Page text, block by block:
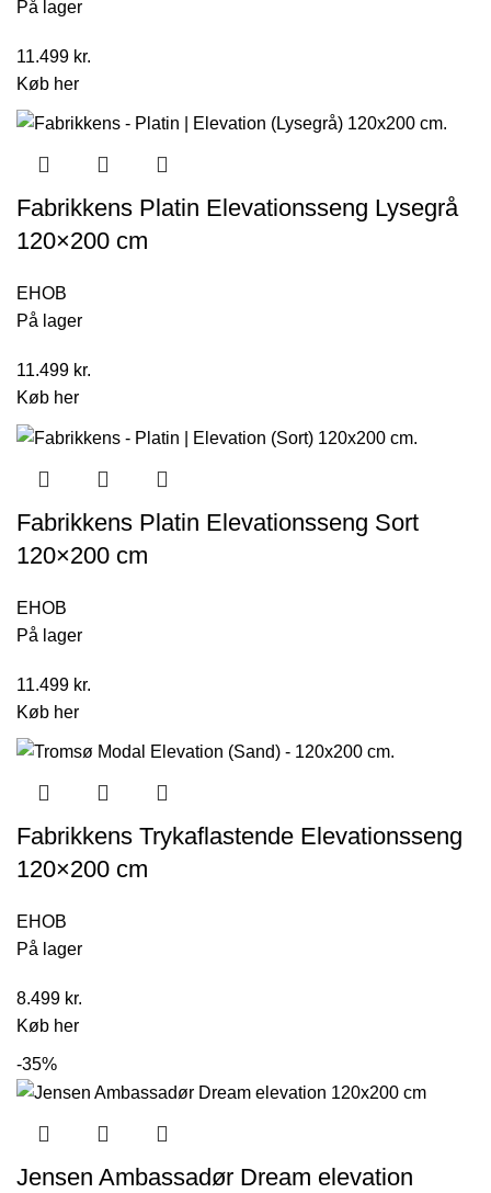
På lager
11.499 kr.
Køb her
Fabrikkens Platin Elevationsseng Lysegrå
120×200 cm
EHOB
På lager
11.499 kr.
Køb her
Fabrikkens Platin Elevationsseng Sort
120×200 cm
EHOB
På lager
11.499 kr.
Køb her
Fabrikkens Trykaflastende Elevationsseng
120×200 cm
EHOB
På lager
8.499 kr.
Køb her
-35%
Jensen Ambassadør Dream elevation